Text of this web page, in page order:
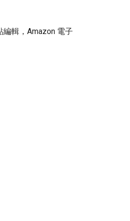
輯，Amazon 電子